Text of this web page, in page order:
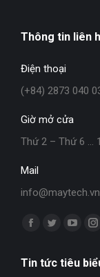
Thông tin liên
Điện thoại
(+84) 2873 040
Giờ mở cửa
Thứ 2 – Thứ 6 …
Mail
info@maytech.vn
Find us on:
Facebook
opens
Twitter
opensopens
Tin tức tiêu